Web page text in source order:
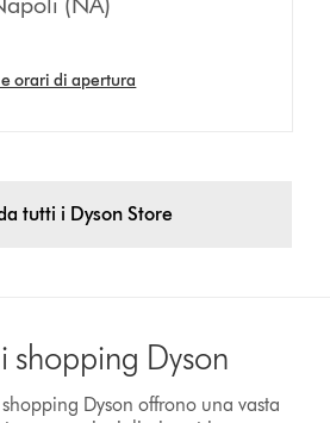
orari di apertura
tutti i Dyson Store
shopping Dyson
Dyson offrono una vasta